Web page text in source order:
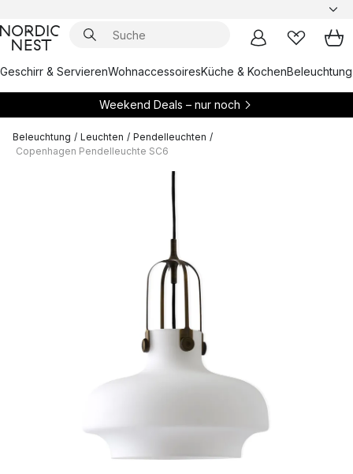
Geschirr & ServierenWohnaccessoiresKüche & KochenBeleuchtung
Weekend Deals – nur noch
Beleuchtung / Leuchten / Pendelleuchten /
Copenhagen Pendelleuchte SC6